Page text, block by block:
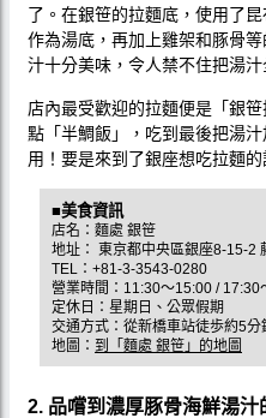
了。在銀笹的拉麵底，使用了
作為湯底，再加上雞架和豚骨
汁十分美味，令人禁不住把湯汁
店內最受歡迎的拉麵便是「銀
點「半鯛飯」，吃到最後把湯
用！要是來到了銀座想吃拉麵
■美食資訊
店名：麵處 銀笹
地址： 東京都中央區銀座8-15-2
TEL：+81-3-3543-0280
營業時間：11:30～15:00 / 17:30
定休日：星期日、公眾假期
交通方式：從新橋車站徒歩約5分
地圖： 到「麵處 銀笹」的地圖
2. 品嚐到濃厚豚骨海鮮湯汁